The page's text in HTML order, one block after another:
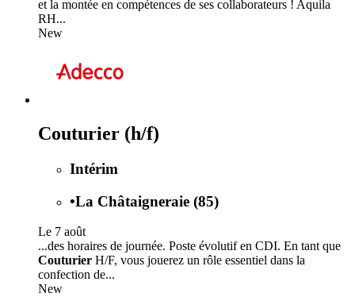
et la montée en compétences de ses collaborateurs ! Aquila
RH...
New
Couturier (h/f)
Intérim
•La Châtaigneraie (85)
Le 7 août
...des horaires de journée. Poste évolutif en CDI. En tant que
Couturier H/F, vous jouerez un rôle essentiel dans la
confection de...
New